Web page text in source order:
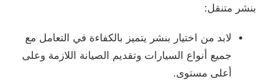
بنشر متنقل:
لابد من اختيار بنشر يتميز بالكفاءة في التعامل مع
جميع أنواع السيارات وتقديم الصيانة اللازمة وعلى
أعلى مستوى.